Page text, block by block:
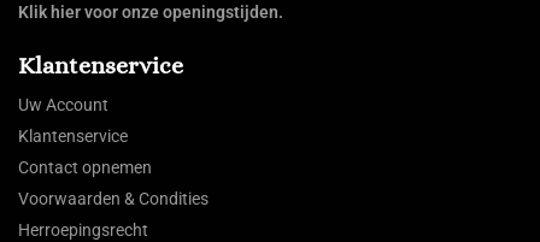
Klik hier voor onze openingstijden.
Klantenservice
Uw Account
Klantenservice
Contact opnemen
Voorwaarden & Condities
Herroepingsrecht